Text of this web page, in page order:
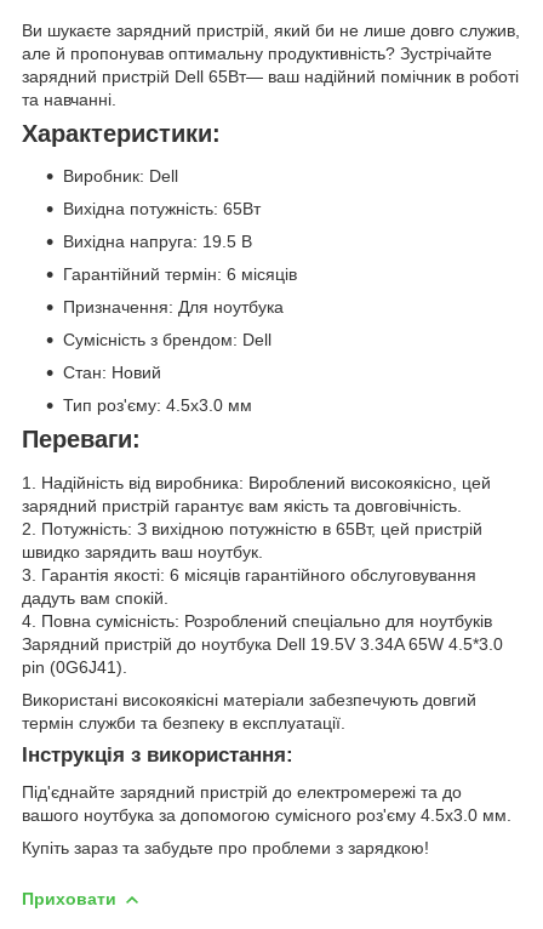
Ви шукаєте зарядний пристрій, який би не лише довго служив,
але й пропонував оптимальну продуктивність? Зустрічайте
зарядний пристрій Dell 65Вт— ваш надійний помічник в роботі
та навчанні.
Характеристики:
Виробник: Dell
Вихідна потужність: 65Вт
Вихідна напруга: 19.5 В
Гарантійний термін: 6 місяців
Призначення: Для ноутбука
Сумісність з брендом: Dell
Стан: Новий
Тип роз'єму: 4.5x3.0 мм
Переваги:
1. Надійність від виробника: Вироблений високоякісно, цей
зарядний пристрій гарантує вам якість та довговічність.
2. Потужність: З вихідною потужністю в 65Вт, цей пристрій
швидко зарядить ваш ноутбук.
3. Гарантія якості: 6 місяців гарантійного обслуговування
дадуть вам спокій.
4. Повна сумісність: Розроблений спеціально для ноутбуків
Зарядний пристрій до ноутбука Dell 19.5V 3.34A 65W 4.5*3.0
pin (0G6J41).
Використані високоякісні матеріали забезпечують довгий
термін служби та безпеку в експлуатації.
Інструкція з використання:
Під'єднайте зарядний пристрій до електромережі та до
вашого ноутбука за допомогою сумісного роз'єму 4.5x3.0 мм.
Купіть зараз та забудьте про проблеми з зарядкою!
Приховати